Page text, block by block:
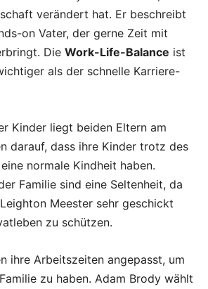
verändert hat. Er beschreibt
on Vater, der gerne Zeit mit
Die Work-Life-Balance ist
als der schnelle Karriere-
Kinder liegt beiden Eltern am
darauf, dass ihre Kinder trotz des
normale Kindheit haben.
Familie sind eine Seltenheit, da
Meester sehr geschickt
zu schützen.
ihre Arbeitszeiten angepasst, um
zu haben. Adam Brody wählt